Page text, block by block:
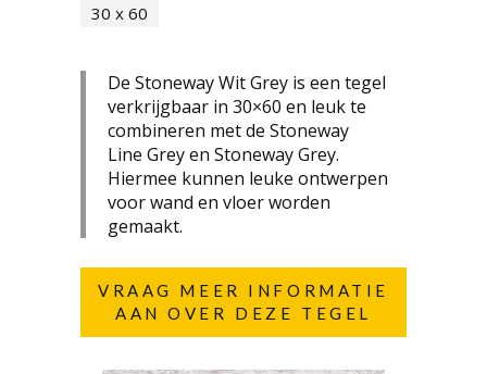
30 x 60
De Stoneway Wit Grey is een tegel
verkrijgbaar in 30×60 en leuk te
combineren met de Stoneway
Line Grey en Stoneway Grey.
Hiermee kunnen leuke ontwerpen
voor wand en vloer worden
gemaakt.
VRAAG MEER INFORMATIE
AAN OVER DEZE TEGEL